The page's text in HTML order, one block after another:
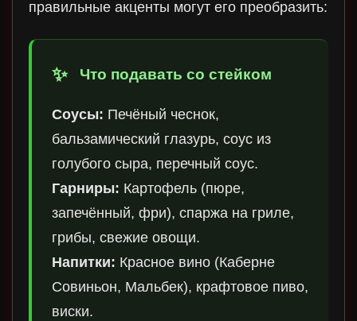
правильные акценты могут его преобразить:
Что подавать со стейком
Соусы: Печёный чеснок,
бальзамический глазурь, соус из
голубого сыра, перечный соус.
Гарниры: Картофель (пюре,
запечённый, фри), спаржа на гриле,
грибы, свежие овощи.
Напитки: Красное вино (Каберне
Совиньон, Мальбек), крафтовое пиво,
виски.